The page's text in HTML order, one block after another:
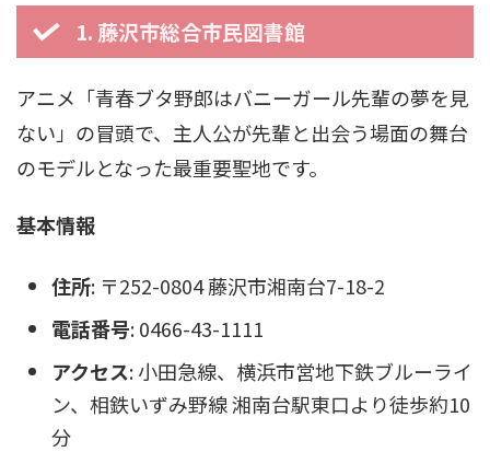
1. 藤沢市総合市民図書館
アニメ「青春ブタ野郎はバニーガール先輩の夢を見
ない」の冒頭で、主人公が先輩と出会う場面の舞台
のモデルとなった最重要聖地です。
基本情報
住所: 〒252-0804 藤沢市湘南台7-18-2
電話番号: 0466-43-1111
アクセス: 小田急線、横浜市営地下鉄ブルーライ
ン、相鉄いずみ野線 湘南台駅東口より徒歩約10
分